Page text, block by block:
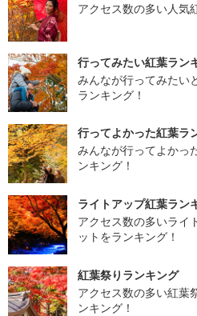
アクセス数の多い人気
行ってみたい紅葉ラン
みんなが行ってみたい
ランキング！
行ってよかった紅葉ラ
みんなが行ってよかっ
ンキング！
ライトアップ紅葉ラン
アクセス数の多いライ
ットをランキング！
紅葉祭りランキング
アクセス数の多い紅葉
ンキング！